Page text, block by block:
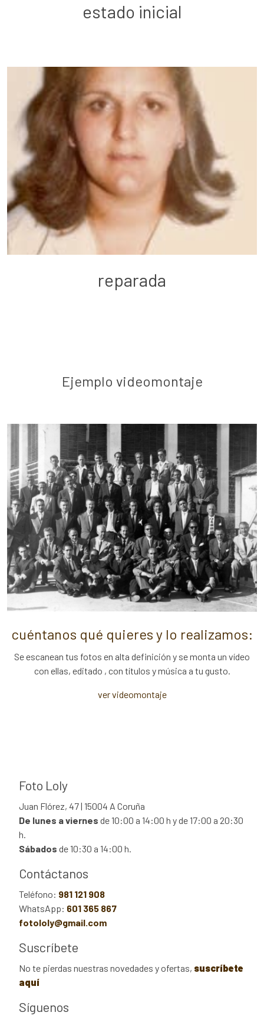
estado inicial
reparada
Ejemplo videomontaje
cuéntanos qué quieres y lo realizamos:
Se escanean tus fotos en alta definición y se monta un vídeo
con ellas, editado , con títulos y música a tu gusto.
ver videomontaje
Foto Loly
Juan Flórez, 47 | 15004 A Coruña
De lunes a viernes de 10:00 a 14:00 h y de 17:00 a 20:30
h.
Sábados de 10:30 a 14:00 h.
Contáctanos
Teléfono: 981 121 908
WhatsApp: 601 365 867
fotololy@gmail.com
Suscríbete
No te pierdas nuestras novedades y ofertas, suscríbete
aquí
Síguenos